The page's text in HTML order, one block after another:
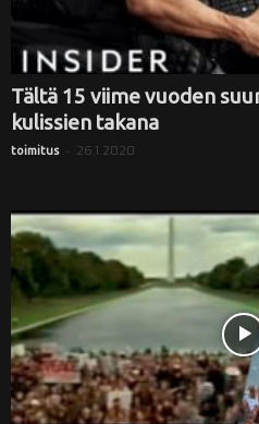
Tältä 15 viime vuoden
kulissien takana
toimitus - 26.1.2020